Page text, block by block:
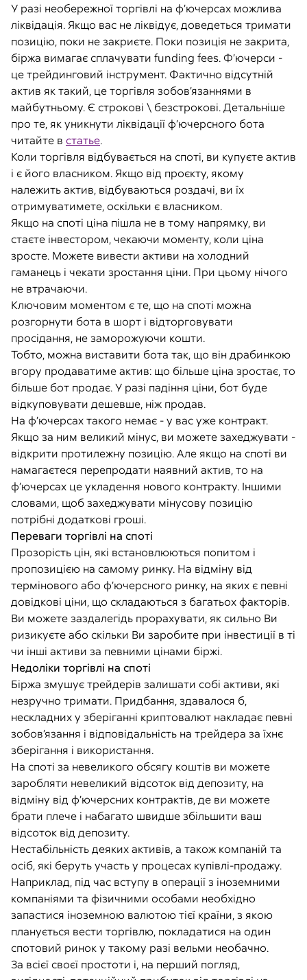
У разі необережної торгівлі на ф’ючерсах можлива
ліквідація. Якщо вас не ліквідує, доведеться тримати
позицію, поки не закриєте. Поки позиція не закрита,
біржа вимагає сплачувати funding fees. Ф’ючерси -
це трейдинговий інструмент. Фактично відсутній
актив як такий, це торгівля зобов’язаннями в
майбутньому. Є строкові \ безстрокові. Детальніше
про те, як уникнути ліквідації ф’ючерсного бота
читайте в статье.
Коли торгівля відбувається на споті, ви купуєте актив
і є його власником. Якщо від проєкту, якому
належить актив, відбуваються роздачі, ви їх
отримуватимете, оскільки є власником.
Якщо на споті ціна пішла не в тому напрямку, ви
стаєте інвестором, чекаючи моменту, коли ціна
зросте. Можете вивести активи на холодний
гаманець і чекати зростання ціни. При цьому нічого
не втрачаючи.
Ключовим моментом є те, що на споті можна
розгорнути бота в шорт і відторговувати
просідання, не заморожуючи кошти.
Тобто, можна виставити бота так, що він драбинкою
вгору продаватиме актив: що більше ціна зростає, то
більше бот продає. У разі падіння ціни, бот буде
відкуповувати дешевше, ніж продав.
На ф’ючерсах такого немає - у вас уже контракт.
Якщо за ним великий мінус, ви можете захеджувати -
відкрити протилежну позицію. Але якщо на споті ви
намагаєтеся перепродати наявний актив, то на
ф’ючерсах це укладення нового контракту. Іншими
словами, щоб захеджувати мінусову позицію
потрібні додаткові гроші.
Переваги торгівлі на споті
Прозорість цін, які встановлюються попитом і
пропозицією на самому ринку. На відміну від
термінового або ф’ючерсного ринку, на яких є певні
довідкові ціни, що складаються з багатьох факторів.
Ви можете заздалегідь прорахувати, як сильно Ви
ризикуєте або скільки Ви заробите при інвестиції в ті
чи інші активи за певними цінами біржі.
Недоліки торгівлі на споті
Біржа змушує трейдерів залишати собі активи, які
незручно тримати. Придбання, здавалося б,
нескладних у зберіганні криптовалют накладає певні
зобов’язання і відповідальність на трейдера за їхнє
зберігання і використання.
На споті за невеликого обсягу коштів ви можете
заробляти невеликий відсоток від депозиту, на
відміну від ф’ючерсних контрактів, де ви можете
брати плече і набагато швидше збільшити ваш
відсоток від депозиту.
Нестабільність деяких активів, а також компаній та
осіб, які беруть участь у процесах купівлі-продажу.
Наприклад, під час вступу в операції з іноземними
компаніями та фізичними особами необхідно
запастися іноземною валютою тієї країни, з якою
планується вести торгівлю, покладатися на один
спотовий ринок у такому разі вельми необачно.
За всієї своєї простоти і, на перший погляд,